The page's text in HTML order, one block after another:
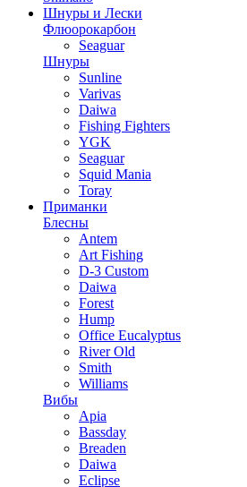
Шнуры и Лески
Флюорокарбон
Seaguar
Шнуры
Sunline
Varivas
Daiwa
Fishing Fighters
YGK
Seaguar
Squid Mania
Toray
Приманки
Блесны
Antem
Art Fishing
D-3 Custom
Daiwa
Forest
Hump
Office Eucalyptus
River Old
Smith
Williams
Вибы
Apia
Bassday
Breaden
Daiwa
Eclipse